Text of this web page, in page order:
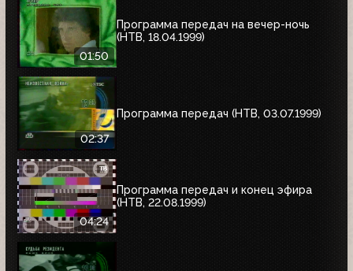
01:50
Программа передач на вечер-ночь
(НТВ, 18.04.1999)
02:37
Программа передач (НТВ, 03.07.1999)
04:24
Программа передач и конец эфира
(НТВ, 22.08.1999)